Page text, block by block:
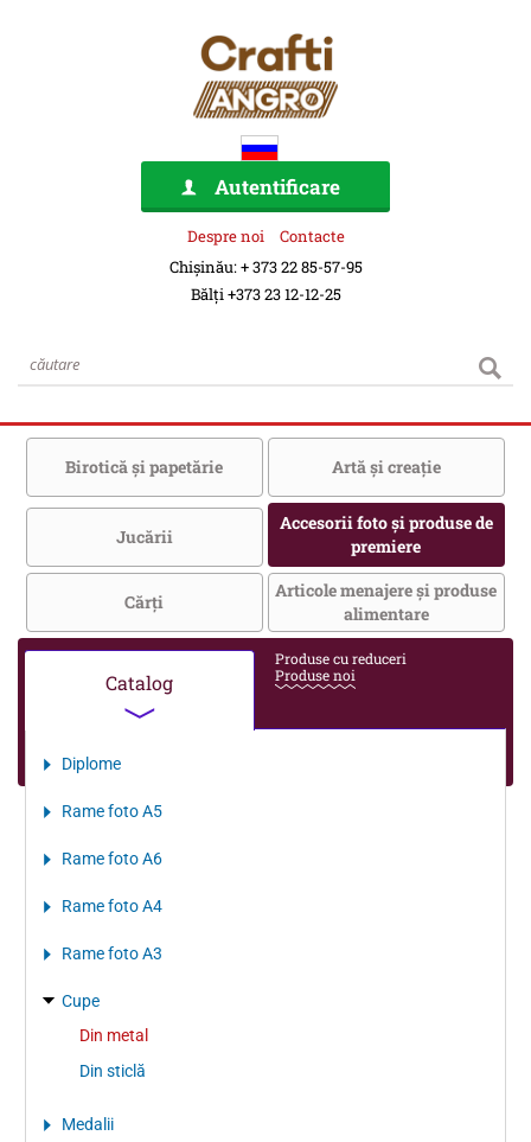
Autentificare
Despre noi
Contacte
Chișinău: + 373 22 85-57-95
Bălți +373 23 12-12-25
Birotică şi papetărie Artă şi creaţie
Jucării
Accesorii foto şi produse de
premiere
Cărţi
Articole menajere și produse
alimentare
Catalog
Produse cu reduceri
Produse noi
Diplome
Rame foto A5
Rame foto A6
Rame foto A4
Rame foto A3
Cupe
Din metal
Din sticlă
Medalii